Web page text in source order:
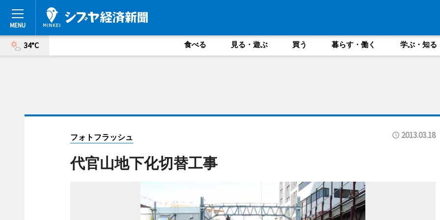
34°C 食べる 見る・遊ぶ 買う 暮らす・働く 学ぶ・知る
フォトフラッシュ 2013.03.18
代官山地下化切替工事